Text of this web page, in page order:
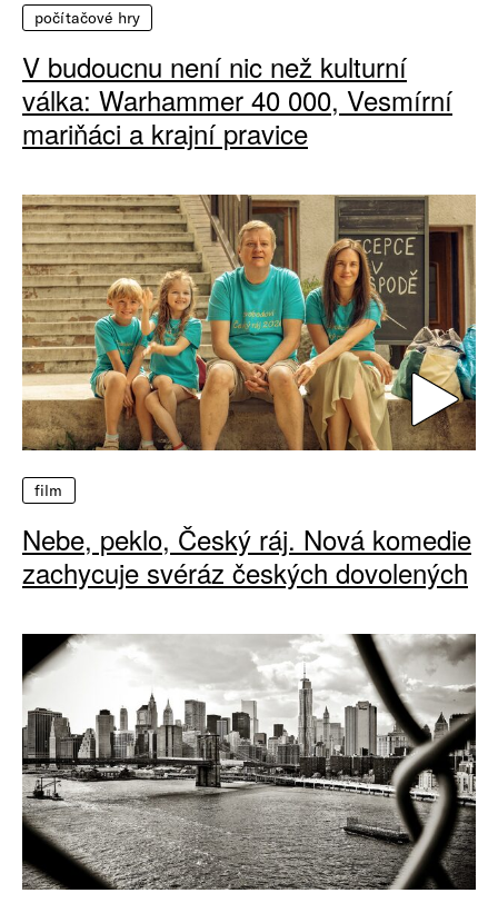
počítačové hry
V budoucnu není nic než kulturní
válka: Warhammer 40 000, Vesmírní
mariňáci a krajní pravice
film
Nebe, peklo, Český ráj. Nová komedie
zachycuje svéráz českých dovolených